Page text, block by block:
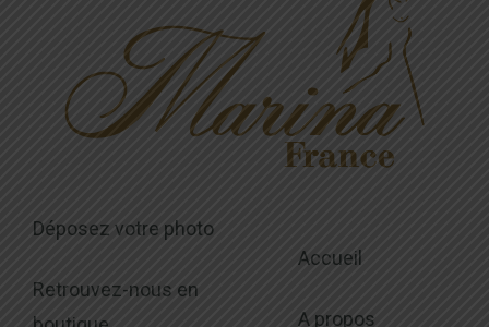
Accueil
A propos
Déposez votre photo
Retrouvez-nous en